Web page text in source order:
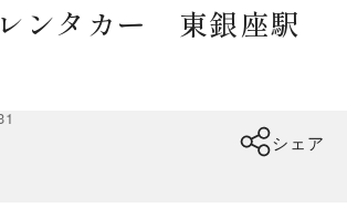
ンタカー 東銀座駅
シェア